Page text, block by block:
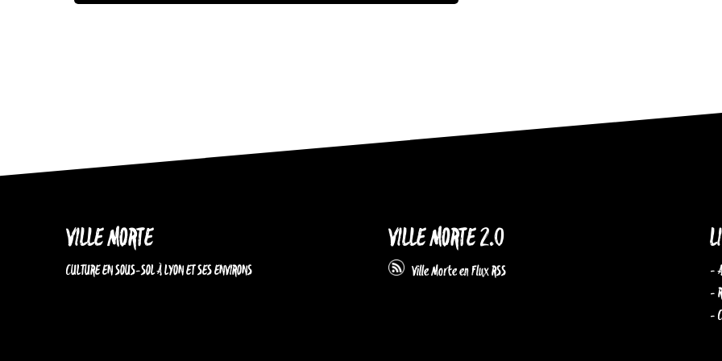
VILLE MORTE
CULTURE EN SOUS-SOL À LYON ET SES ENVIRONS
VILLE MORTE 2.0
Ville Morte en Flux RSS
-
-
-